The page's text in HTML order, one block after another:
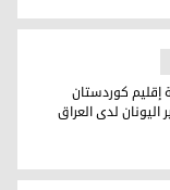
اليونان لدى
كوردستان
لدى العراق